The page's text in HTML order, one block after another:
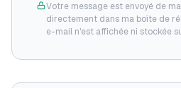
Votre message est envoyé de
directement dans ma boîte de
e-mail n'est affichée ni stockée